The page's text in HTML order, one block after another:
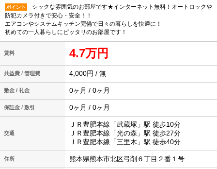
ポイント
シックな雰囲気のお部屋です★インターネット無料！オートロックや
防犯カメラ付きで安心・安全！！
エアコンやシステムキッチン完備で日々の暮らしを快適に！
初めての一人暮らしにピッタリのお部屋です！
賃料 4.7万円
共益費 / 管理費 4,000円 / 無
敷金 / 礼金 0ヶ月 / 0ヶ月
保証金 / 敷引 0ヶ月 / 0ヶ月
交通
ＪＲ豊肥本線「武蔵塚」駅 徒歩10分
ＪＲ豊肥本線「光の森」駅 徒歩27分
ＪＲ豊肥本線「三里木」駅 徒歩40分
住所 熊本県熊本市北区弓削６丁目２番１号